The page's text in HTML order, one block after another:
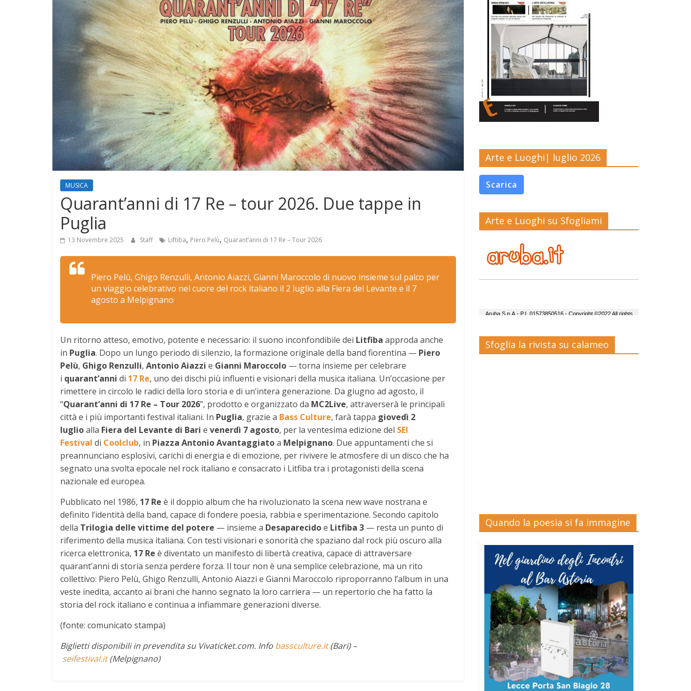
MUSICA
Quarant’anni di 17 Re – tour 2026. Due tappe in
Puglia
13 Novembre 2025 Staff Liftiba, Piero Pelù, Quarant’anni di 17 Re – Tour 2026
Piero Pelù, Ghigo Renzulli, Antonio Aiazzi, Gianni Maroccolo di nuovo insieme sul palco per
un viaggio celebrativo nel cuore del rock italiano il 2 luglio alla Fiera del Levante e il 7
agosto a Melpignano
Un ritorno atteso, emotivo, potente e necessario: il suono inconfondibile dei Litfiba approda anche
in Puglia. Dopo un lungo periodo di silenzio, la formazione originale della band fiorentina — Piero
Pelù, Ghigo Renzulli, Antonio Aiazzi e Gianni Maroccolo — torna insieme per celebrare
i quarant’anni di 17 Re, uno dei dischi più influenti e visionari della musica italiana. Un’occasione per
rimettere in circolo le radici della loro storia e di un’intera generazione. Da giugno ad agosto, il
“Quarant’anni di 17 Re – Tour 2026”, prodotto e organizzato da MC2Live, attraverserà le principali
città e i più importanti festival italiani. In Puglia, grazie a Bass Culture, farà tappa giovedì 2
luglioalla Fiera del Levante di Bari e venerdì 7 agosto, per la ventesima edizione del SEI
Festival di Coolclub, in Piazza Antonio Avantaggiatoa Melpignano. Due appuntamenti che si
preannunciano esplosivi, carichi di energia e di emozione, per rivivere le atmosfere di un disco che ha
segnato una svolta epocale nel rock italiano e consacrato i Litfiba tra i protagonisti della scena
nazionale ed europea.
Pubblicato nel 1986, 17 Re è il doppio album che ha rivoluzionato la scena new wave nostrana e
definito l’identità della band, capace di fondere poesia, rabbia e sperimentazione. Secondo capitolo
della Trilogia delle vittime del potere — insieme a Desaparecidoe Litfiba 3 — resta un punto di
riferimento della musica italiana. Con testi visionari e sonorità che spaziano dal rock più oscuro alla
ricerca elettronica, 17 Re è diventato un manifesto di libertà creativa, capace di attraversare
quarant’anni di storia senza perdere forza. Il tour non è una semplice celebrazione, ma un rito
collettivo: Piero Pelù, Ghigo Renzulli, Antonio Aiazzi e Gianni Maroccolo riproporranno l’album in una
veste inedita, accanto ai brani che hanno segnato la loro carriera — un repertorio che ha fatto la
storia del rock italiano e continua a infiammare generazioni diverse.
(fonte: comunicato stampa)
Biglietti disponibili in prevendita su Vivaticket.com. Info bassculture.it(Bari) –
seifestival.it(Melpignano)
Arte e Luoghi| luglio 2026
Scarica
Arte e Luoghi su Sfogliami
Sfoglia la rivista su calameo
Quando la poesia si fa immagine